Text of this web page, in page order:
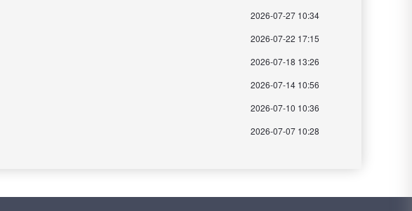
2026-07-27 10:34
2026-07-22 17:15
2026-07-18 13:26
2026-07-14 10:56
2026-07-10 10:36
2026-07-07 10:28